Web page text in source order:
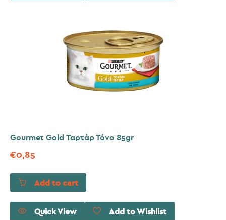
Gourmet Gold Ταρτάρ Τόνο 85gr
€0,85
Add to cart
Quick View Add to Wishlist